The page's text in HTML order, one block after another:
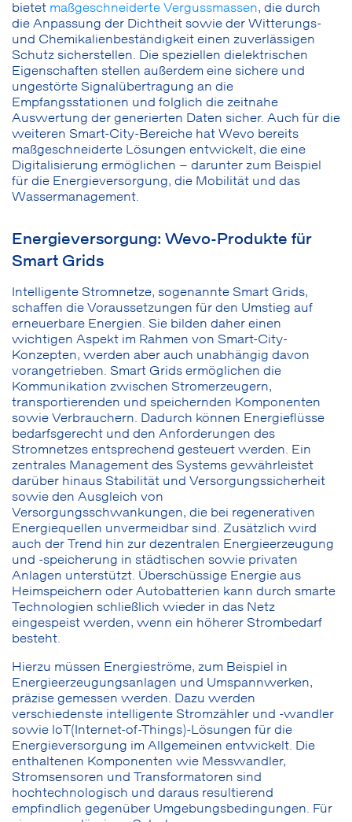
bietet maßgeschneiderte Vergussmassen, die durch
die Anpassung der Dichtheit sowie der Witterungs-
und Chemikalienbeständigkeit einen zuverlässigen
Schutz sicherstellen. Die speziellen dielektrischen
Eigenschaften stellen außerdem eine sichere und
ungestörte Signalübertragung an die
Empfangsstationen und folglich die zeitnahe
Auswertung der generierten Daten sicher. Auch für die
weiteren Smart-City-Bereiche hat Wevo bereits
maßgeschneiderte Lösungen entwickelt, die eine
Digitalisierung ermöglichen – darunter zum Beispiel
für die Energieversorgung, die Mobilität und das
Wassermanagement.
Energieversorgung: Wevo-Produkte für
Smart Grids
Intelligente Stromnetze, sogenannte Smart Grids,
schaffen die Voraussetzungen für den Umstieg auf
erneuerbare Energien. Sie bilden daher einen
wichtigen Aspekt im Rahmen von Smart-City-
Konzepten, werden aber auch unabhängig davon
vorangetrieben. Smart Grids ermöglichen die
Kommunikation zwischen Stromerzeugern,
transportierenden und speichernden Komponenten
sowie Verbrauchern. Dadurch können Energieflüsse
bedarfsgerecht und den Anforderungen des
Stromnetzes entsprechend gesteuert werden. Ein
zentrales Management des Systems gewährleistet
darüber hinaus Stabilität und Versorgungssicherheit
sowie den Ausgleich von
Versorgungsschwankungen, die bei regenerativen
Energiequellen unvermeidbar sind. Zusätzlich wird
auch der Trend hin zur dezentralen Energieerzeugung
und -speicherung in städtischen sowie privaten
Anlagen unterstützt. Überschüssige Energie aus
Heimspeichern oder Autobatterien kann durch smarte
Technologien schließlich wieder in das Netz
eingespeist werden, wenn ein höherer Strombedarf
besteht.
Hierzu müssen Energieströme, zum Beispiel in
Energieerzeugungsanlagen und Umspannwerken,
präzise gemessen werden. Dazu werden
verschiedenste intelligente Stromzähler und -wandler
sowie IoT(Internet-of-Things)-Lösungen für die
Energieversorgung im Allgemeinen entwickelt. Die
enthaltenen Komponenten wie Messwandler,
Stromsensoren und Transformatoren sind
hochtechnologisch und daraus resultierend
empfindlich gegenüber Umgebungsbedingungen. Für